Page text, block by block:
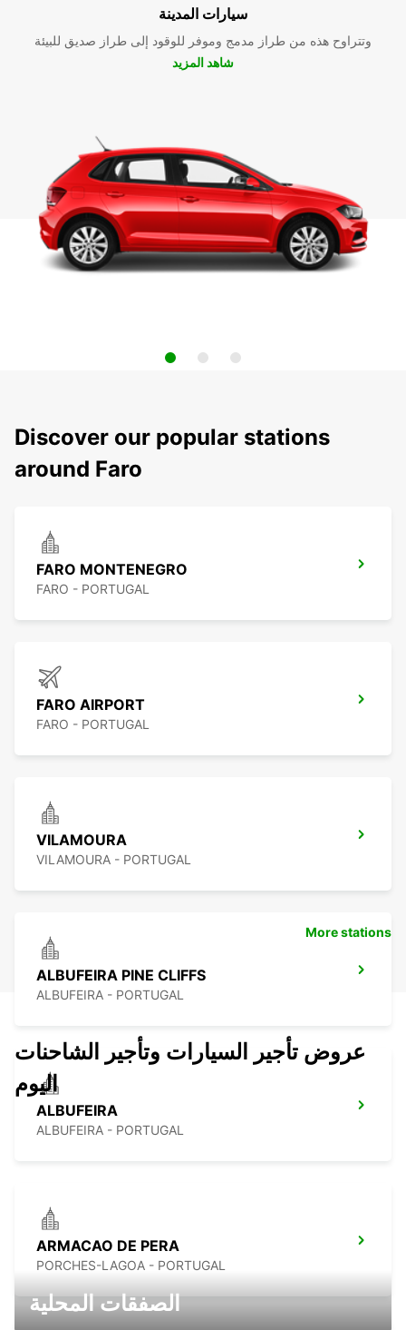
سيارات المدينة
وتتراوح هذه من طراز مدمج وموفر للوقود إلى طراز صديق للبيئة
شاهد المزيد
Discover our popular stations
around Faro
FARO MONTENEGRO
FARO - PORTUGAL
FARO AIRPORT
FARO - PORTUGAL
VILAMOURA
VILAMOURA - PORTUGAL
ALBUFEIRA PINE CLIFFS
ALBUFEIRA - PORTUGAL
ALBUFEIRA
ALBUFEIRA - PORTUGAL
ARMACAO DE PERA
PORCHES-LAGOA - PORTUGAL
More stations
عروض تأجير السيارات وتأجير الشاحنات
اليوم
الصفقات المحلية